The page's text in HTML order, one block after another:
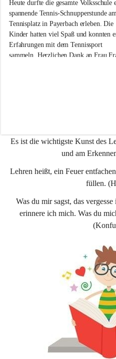
o
l
k
s
s
c
h
e
n
Heute durfte die gesamte Volksschule
spannende Tennis-Schnupperstunde
Tennisplatz in Payerbach erleben. Die
Kinder hatten viel Spaß und konnten
Erfahrungen mit dem Tennissport
sammeln. Herzlichen Dank an Frau
Es ist die wichtigste Kunst des
und am
Lehren heißt, ein Feuer
füllen.
Was du mir sagst, das
erinnere ich mich. Was du